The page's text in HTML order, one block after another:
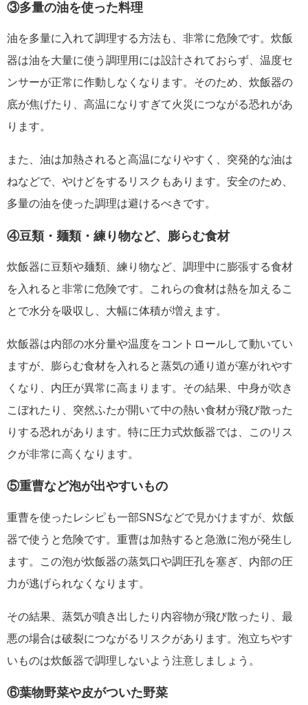
③多量の油を使った料理
油を多量に入れて調理する方法も、非常に危険です。炊飯
器は油を大量に使う調理用には設計されておらず、温度セ
ンサーが正常に作動しなくなります。そのため、炊飯器の
底が焦げたり、高温になりすぎて火災につながる恐れがあ
ります。
また、油は加熱されると高温になりやすく、突発的な油は
ねなどで、やけどをするリスクもあります。安全のため、
多量の油を使った調理は避けるべきです。
④豆類・麺類・練り物など、膨らむ食材
炊飯器に豆類や麺類、練り物など、調理中に膨張する食材
を入れると非常に危険です。これらの食材は熱を加えるこ
とで水分を吸収し、大幅に体積が増えます。
炊飯器は内部の水分量や温度をコントロールして動いてい
ますが、膨らむ食材を入れると蒸気の通り道が塞がれやす
くなり、内圧が異常に高まります。その結果、中身が吹き
こぼれたり、突然ふたが開いて中の熱い食材が飛び散った
りする恐れがあります。特に圧力式炊飯器では、このリス
クが非常に高くなります。
⑤重曹など泡が出やすいもの
重曹を使ったレシピも一部SNSなどで見かけますが、炊飯
器で使うと危険です。重曹は加熱すると急激に泡が発生し
ます。この泡が炊飯器の蒸気口や調圧孔を塞ぎ、内部の圧
力が逃げられなくなります。
その結果、蒸気が噴き出したり内容物が飛び散ったり、最
悪の場合は破裂につながるリスクがあります。泡立ちやす
いものは炊飯器で調理しないよう注意しましょう。
⑥葉物野菜や皮がついた野菜